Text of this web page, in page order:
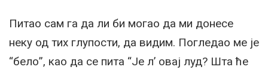
Питао сам га да ли би могао да ми донесе
неку од тих глупости, да видим. Погледао ме је
“бело”, као да се пита “Је л’ овај луд? Шта ће